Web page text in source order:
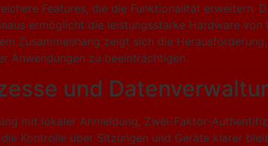
Features, die die Funktionalität erweitern.
ermöglicht die leistungsstarke Hardware
Zusammenhang zeigt sich die
Anwendungen zu beeinträchtigen.
und
mit lokaler Anmeldung, Zwei-Faktor-
Kontrolle über Sitzungen und Geräte klarer